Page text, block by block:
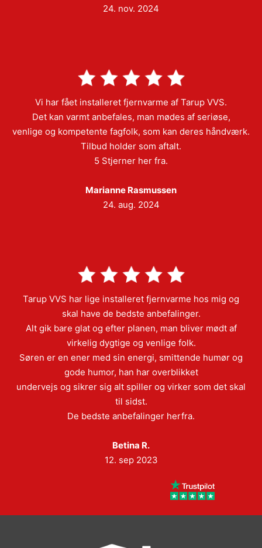
24. nov. 2024
Vi har fået installeret fjernvarme af Tarup VVS.
Det kan varmt anbefales, man mødes af seriøse,
venlige og kompetente fagfolk, som kan deres håndværk.
Tilbud holder som aftalt.
5 Stjerner her fra.
Marianne Rasmussen
24. aug. 2024
Tarup VVS har lige installeret fjernvarme hos mig og
skal have de bedste anbefalinger.
Alt gik bare glat og efter planen, man bliver mødt af
virkelig dygtige og venlige folk.
Søren er en ener med sin energi, smittende humør og
gode humor, han har overblikket
undervejs og sikrer sig alt spiller og virker som det skal
til sidst.
De bedste anbefalinger herfra.
Betina R.
12. sep 2023